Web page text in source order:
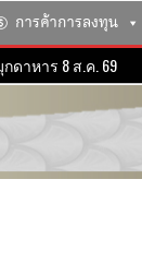
การค้าการลงทุน
ร 8 ส.ค. 69